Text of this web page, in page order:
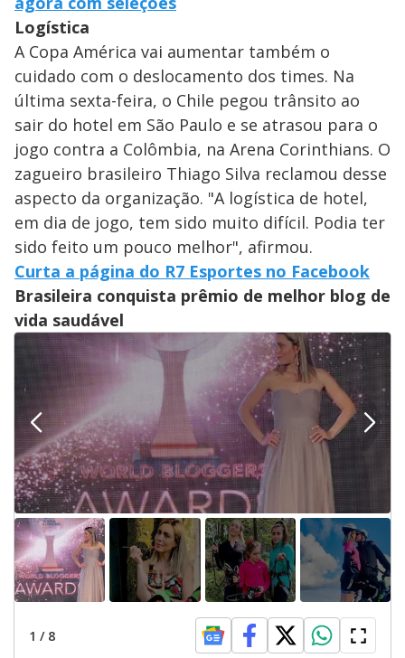
Logística
A Copa América vai aumentar também o
cuidado com o deslocamento dos times. Na
última sexta-feira, o Chile pegou trânsito ao
sair do hotel em São Paulo e se atrasou para o
jogo contra a Colômbia, na Arena Corinthians. O
zagueiro brasileiro Thiago Silva reclamou desse
aspecto da organização. "A logística de hotel,
em dia de jogo, tem sido muito difícil. Podia ter
sido feito um pouco melhor", afirmou.
Curta a página do R7 Esportes no Facebook
Brasileira conquista prêmio de melhor blog de
vida saudável
1 / 8